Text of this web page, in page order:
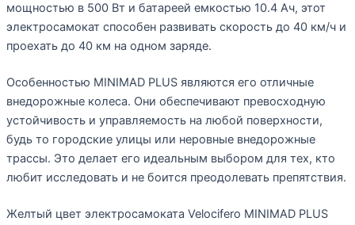
мощностью в 500 Вт и батареей емкостью 10.4 Ач, этот
электросамокат способен развивать скорость до 40 км/ч и
проехать до 40 км на одном заряде.
Особенностью MINIMAD PLUS являются его отличные
внедорожные колеса. Они обеспечивают превосходную
устойчивость и управляемость на любой поверхности,
будь то городские улицы или неровные внедорожные
трассы. Это делает его идеальным выбором для тех, кто
любит исследовать и не боится преодолевать препятствия.
Желтый цвет электросамоката Velocifero MINIMAD PLUS